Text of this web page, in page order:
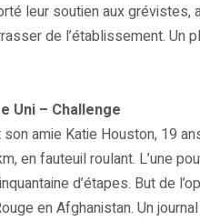
leur soutien aux grévistes,
de l’établissement. Un
Uni – Challenge
son amie Katie Houston, 19
en fauteuil roulant. L’une
d’étapes. But de
en Afghanistan. Un